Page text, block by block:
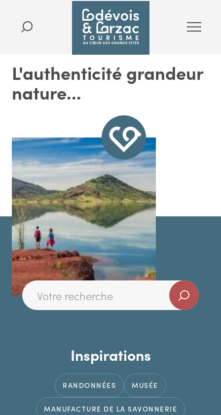
L'authenticité grandeur
nature...
Inspirations
RANDONNÉES MUSÉE
MANUFACTURE DE LA SAVONNERIE